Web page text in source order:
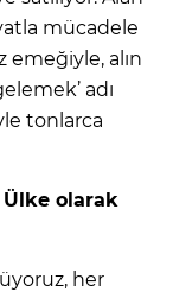
mücadele
alın
adı
tonlarca
Ülke olarak
her